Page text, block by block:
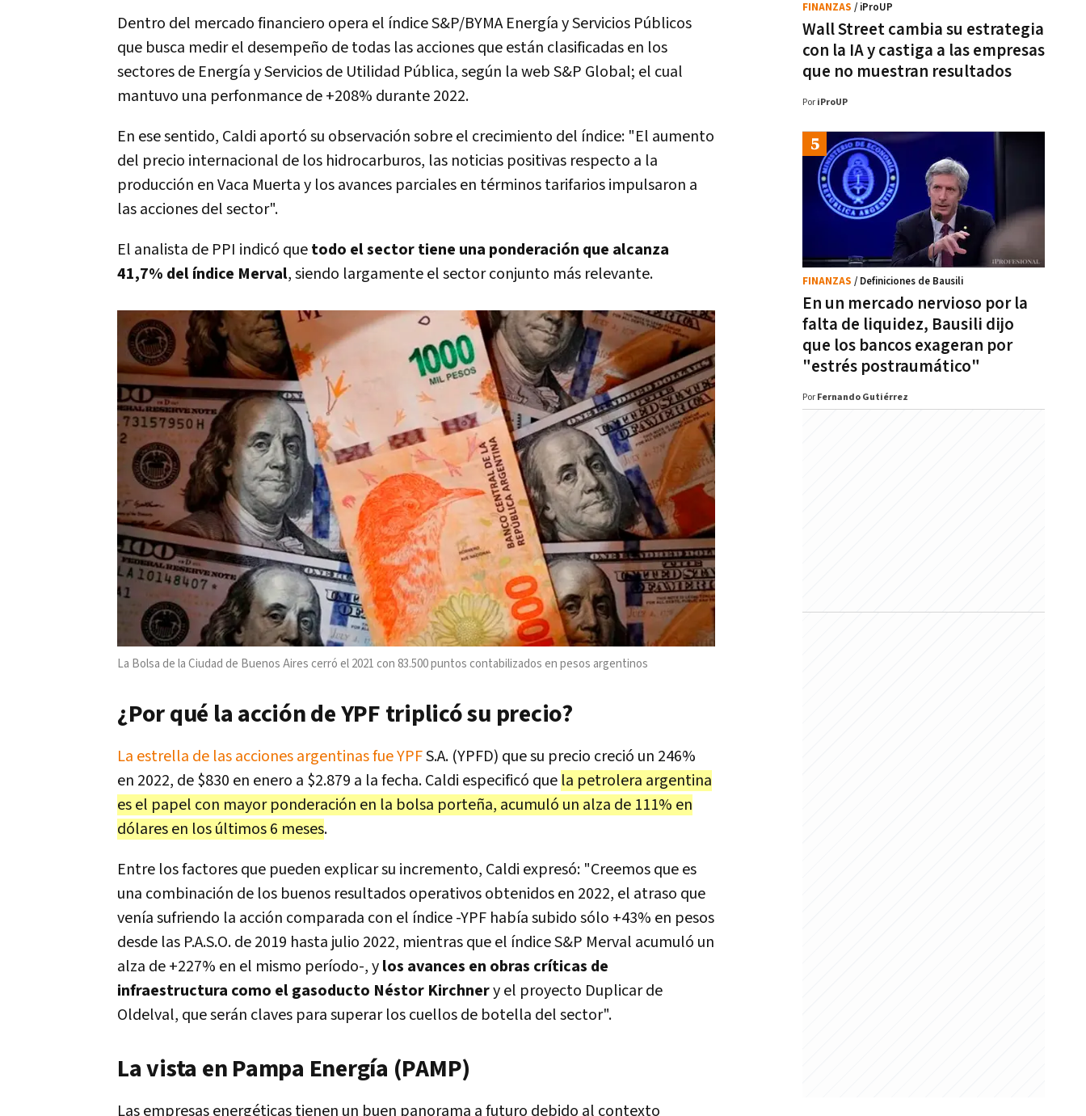
Dentro del mercado financiero opera el índice S&P/BYMA Energía y Servicios Públicos
que busca medir el desempeño de todas las acciones que están clasificadas en los
sectores de Energía y Servicios de Utilidad Pública, según la web S&P Global; el cual
mantuvo una perfonmance de +208% durante 2022.
En ese sentido, Caldi aportó su observación sobre el crecimiento del índice: "El aumento
del precio internacional de los hidrocarburos, las noticias positivas respecto a la
producción en Vaca Muerta y los avances parciales en términos tarifarios impulsaron a
las acciones del sector".
El analista de PPI indicó quetodo el sector tiene una ponderación que alcanza
41,7% del índice Merval, siendo largamente el sector conjunto más relevante.
La Bolsa de la Ciudad de Buenos Aires cerró el 2021 con 83.500 puntos contabilizados en pesos argentinos
¿Por qué la acción de YPF triplicó su precio?
La estrella de las acciones argentinas fue YPFS.A. (YPFD) que su precio creció un 246%
en 2022, de $830 en enero a $2.879 a la fecha. Caldi especificó que la petrolera argentina
es el papel con mayor ponderación en la bolsa porteña, acumuló un alza de 111% en
dólares en los últimos 6 meses.
Entre los factores que pueden explicar su incremento, Caldi expresó: "Creemos que es
una combinación de los buenos resultados operativos obtenidos en 2022, el atraso que
venía sufriendo la acción comparada con el índice -YPF había subido sólo +43% en pesos
desde las P.A.S.O. de 2019 hasta julio 2022, mientras que el índice S&P Merval acumuló un
alza de +227% en el mismo período-, ylos avances en obras críticas de
infraestructura como el gasoducto Néstor Kirchnery el proyecto Duplicar de
Oldelval, que serán claves para superar los cuellos de botella del sector".
La vista en Pampa Energía (PAMP)
Las empresas energéticas tienen un buen panorama a futuro debido al contexto
Wall Street cambia su estrategia
con la IA y castiga a las empresas
que no muestran resultados
FINANZAS / iProUP
Por iProUP
En un mercado nervioso por la
falta de liquidez, Bausili dijo
que los bancos exageran por
"estrés postraumático"
FINANZAS / Definiciones de Bausili
Por Fernando Gutiérrez